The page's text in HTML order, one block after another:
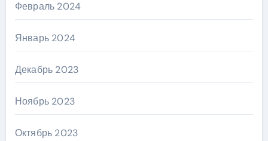
Февраль 2024
Январь 2024
Декабрь 2023
Ноябрь 2023
Октябрь 2023